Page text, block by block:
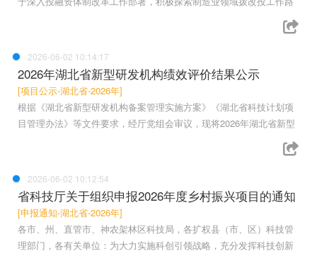
2026-06-02 10:14:17
2026年湖北省新型研发机构绩效评价结果公示
[项目公示-湖北省-2026年]
根据《湖北省新型研发机构备案管理实施方案》《湖北省科技计划项
目管理办法》等文件要求，经厅党组会审议，现将2026年湖北省新型
2026-06-02 10:12:54
省科技厅关于组织申报2026年度乡村振兴项目的通知
[申报通知-湖北省-2026年]
各市、州、直管市、神农架林区科技局，各扩权县（市、区）科技管
理部门，各有关单位：为大力实施科创引领战略，充分发挥科技创新